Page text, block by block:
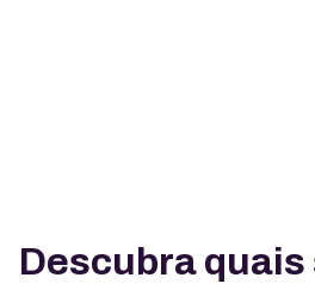
Descubra quais